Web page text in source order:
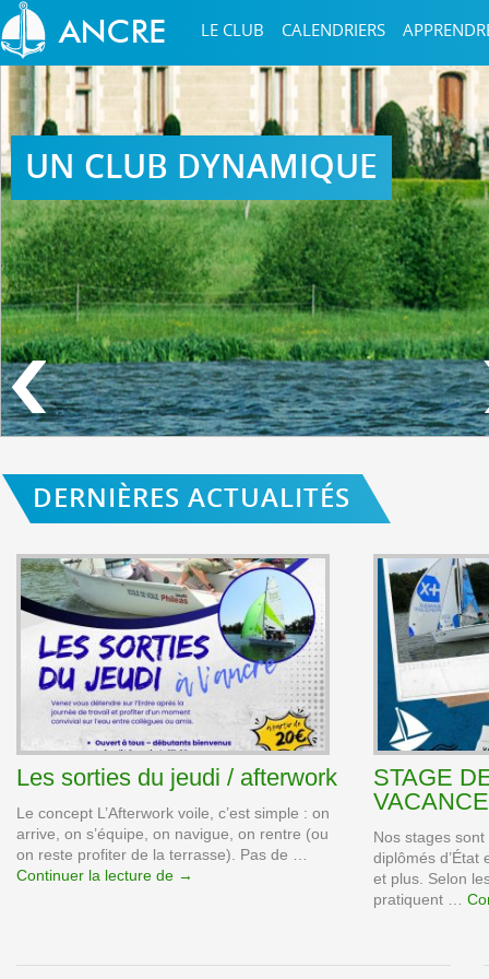
LE CLUB CALENDRIERS
UN CLUB DYNAMIQUE
DERNIÈRES ACTUALITÉS
Les sorties du jeudi / afterwork
Le concept L’Afterwork voile, c’est simple : on
arrive, on s’équipe, on navigue, on rentre (ou
on reste profiter de la terrasse). Pas de …
Continuer la lecture de Les
→
STAGE
Nos stages
diplômés d’État
et plus. Selon
pratiquent …